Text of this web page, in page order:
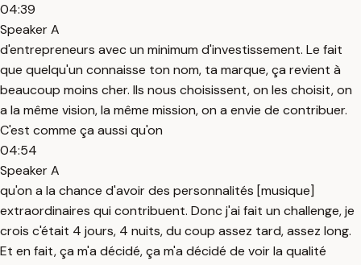
04:39
Speaker A
d'entrepreneurs avec un minimum d'investissement. Le fait
que quelqu'un connaisse ton nom, ta marque, ça revient à
beaucoup moins cher. Ils nous choisissent, on les choisit, on
a la même vision, la même mission, on a envie de contribuer.
C'est comme ça aussi qu'on
04:54
Speaker A
qu'on a la chance d'avoir des personnalités [musique]
extraordinaires qui contribuent. Donc j'ai fait un challenge, je
crois c'était 4 jours, 4 nuits, du coup assez tard, assez long.
Et en fait, ça m'a décidé, ça m'a décidé de voir la qualité